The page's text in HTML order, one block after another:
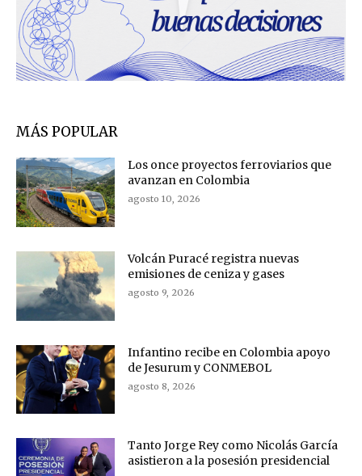
MÁS POPULAR
Los once proyectos ferroviarios que
avanzan en Colombia
agosto 10, 2026
Volcán Puracé registra nuevas
emisiones de ceniza y gases
agosto 9, 2026
Infantino recibe en Colombia apoyo
de Jesurum y CONMEBOL
agosto 8, 2026
Tanto Jorge Rey como Nicolás García
asistieron a la posesión presidencial